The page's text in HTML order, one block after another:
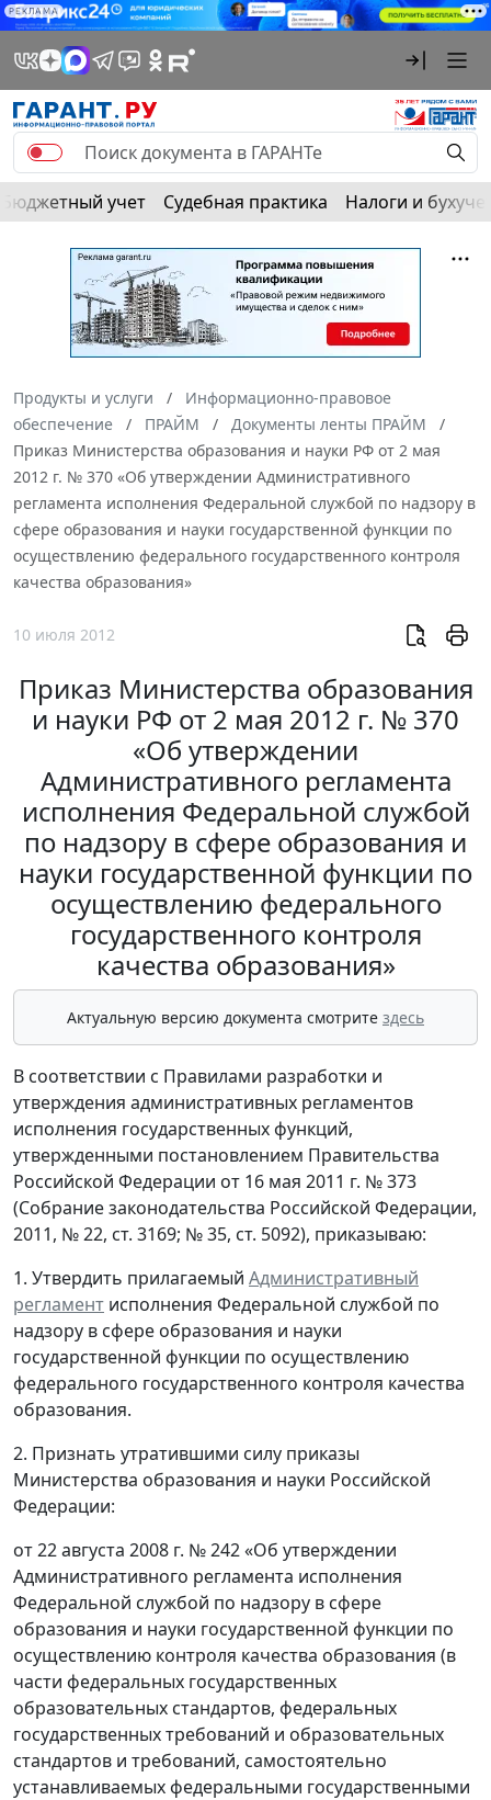
РЕКЛАМА
Бюджетный учет Судебная практика Налоги и
Продукты и услуги
Информационно-правовое
обеспечение
ПРАЙМ
Документы ленты ПРАЙМ
Приказ Министерства образования и науки РФ от 2 мая
2012 г. № 370 «Об утверждении Административного
регламента исполнения Федеральной службой по надзору в
сфере образования и науки государственной функции по
осуществлению федерального государственного контроля
качества образования»
10 июля 2012
Приказ Министерства образования
и науки РФ от 2 мая 2012 г. № 370
«Об утверждении
Административного регламента
исполнения Федеральной службой
по надзору в сфере образования и
науки государственной функции по
осуществлению федерального
государственного контроля
качества образования»
Актуальную версию документа смотрите здесь
В соответствии с Правилами разработки и
утверждения административных регламентов
исполнения государственных функций,
утвержденными постановлением Правительства
Российской Федерации от 16 мая 2011 г. № 373
(Собрание законодательства Российской Федерации,
2011, № 22, ст. 3169; № 35, ст. 5092), приказываю:
1. Утвердить прилагаемый Административный
регламент исполнения Федеральной службой по
надзору в сфере образования и науки
государственной функции по осуществлению
федерального государственного контроля качества
образования.
2. Признать утратившими силу приказы
Министерства образования и науки Российской
Федерации:
от 22 августа 2008 г. № 242 «Об утверждении
Административного регламента исполнения
Федеральной службой по надзору в сфере
образования и науки государственной функции по
осуществлению контроля качества образования (в
части федеральных государственных
образовательных стандартов, федеральных
государственных требований и образовательных
стандартов и требований, самостоятельно
устанавливаемых федеральными государственными